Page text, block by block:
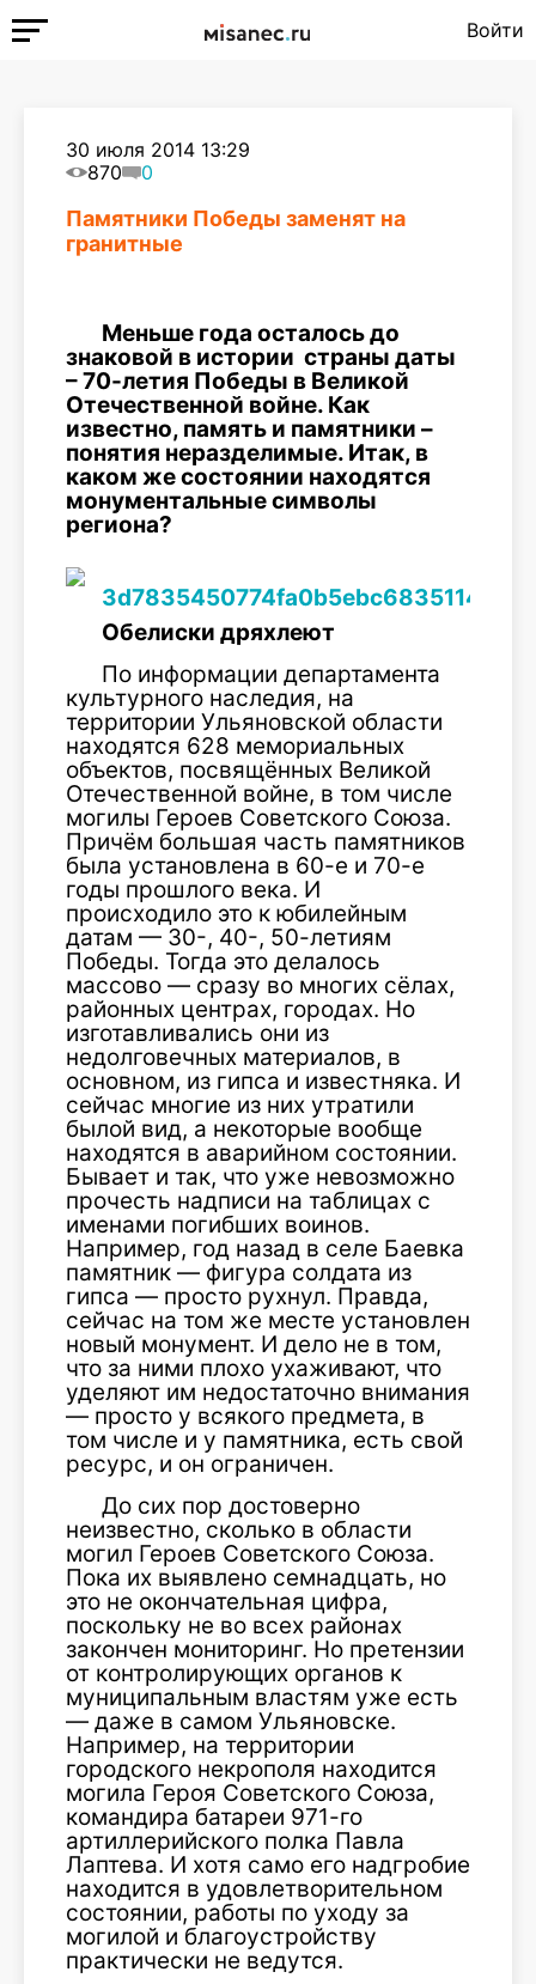
Войти
30 июля 2014 13:29
870
0
Памятники Победы заменят на
гранитные
Меньше года осталось до
знаковой в истории страны даты
– 70-летия Победы в Великой
Отечественной войне. Как
известно, память и памятники –
понятия неразделимые. Итак, в
каком же состоянии находятся
монументальные символы
региона?
Обелиски дряхлеют
По информации департамента
культурного наследия, на
территории Ульяновской области
находятся 628 мемориальных
объектов, посвящённых Великой
Отечественной войне, в том числе
могилы Героев Советского Союза.
Причём большая часть памятников
была установлена в 60-е и 70-е
годы прошлого века. И
происходило это к юбилейным
датам — 30-, 40-, 50-летиям
Победы. Тогда это делалось
массово — сразу во многих сёлах,
районных центрах, городах. Но
изготавливались они из
недолговечных материалов, в
основном, из гипса и известняка. И
сейчас многие из них утратили
былой вид, а некоторые вообще
находятся в аварийном состоянии.
Бывает и так, что уже невозможно
прочесть надписи на таблицах с
именами погибших воинов.
Например, год назад в селе Баевка
памятник — фигура солдата из
гипса — просто рухнул. Правда,
сейчас на том же месте установлен
новый монумент. И дело не в том,
что за ними плохо ухаживают, что
уделяют им недостаточно внимания
— просто у всякого предмета, в
том числе и у памятника, есть свой
ресурс, и он ограничен.
До сих пор достоверно
неизвестно, сколько в области
могил Героев Советского Союза.
Пока их выявлено семнадцать, но
это не окончательная цифра,
поскольку не во всех районах
закончен мониторинг. Но претензии
от контролирующих органов к
муниципальным властям уже есть
— даже в самом Ульяновске.
Например, на территории
городского некрополя находится
могила Героя Советского Союза,
командира батареи 971-го
артиллерийского полка Павла
Лаптева. И хотя само его надгробие
находится в удовлетворительном
состоянии, работы по уходу за
могилой и благоустройству
практически не ведутся.